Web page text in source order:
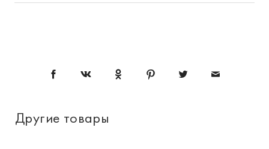
Другие товары